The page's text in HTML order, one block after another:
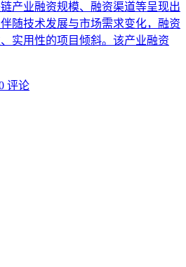
产业融资规模、融资渠道等呈现出
随技术发展与市场需求变化，融资
实用性的项目倾斜。该产业融资
评论